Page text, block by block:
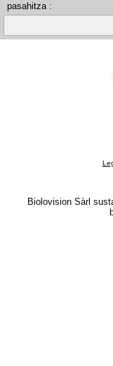
pasahitza :
Biolovision Sàrl